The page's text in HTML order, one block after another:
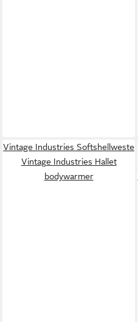
Vintage Industries Softshellweste
Vintage Industries Hallet
bodywarmer